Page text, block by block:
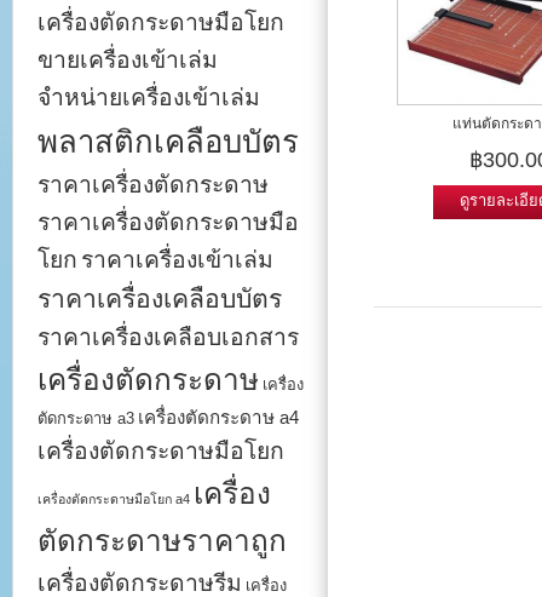
แท่นตัดกระด
฿
ดูรายละเอี
เครื่องตัดกระดาษมือโยก
ขายเครื่องเข้าเล่ม
จำหน่ายเครื่องเข้าเล่ม
พลาสติกเคลือบบัตร
ราคาเครื่องตัดกระดาษ
ราคาเครื่องตัดกระดาษมือ
โยก ราคาเครื่องเข้าเล่ม
ราคาเครื่องเคลือบบัตร
ราคาเครื่องเคลือบเอกสาร
เครื่องตัดกระดาษ เครื่อง
ตัดกระดาษ a3 เครื่องตัดกระดาษ a4
เครื่องตัดกระดาษมือโยก
เครื่องตัดกระดาษมือโยก a4 เครื่อง
ตัดกระดาษราคาถูก
เครื่องตัดกระดาษรีม เครื่อง